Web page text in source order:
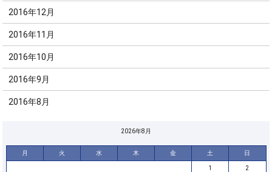
2016年12月
2016年11月
2016年10月
2016年9月
2016年8月
2026年8月
月 火 水 木 金 土 日
1 2